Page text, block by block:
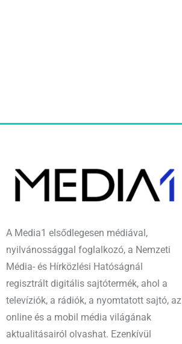
A Media1 elsődlegesen médiával,
nyilvánossággal foglalkozó, a Nemzeti
Média- és Hírközlési Hatóságnál
regisztrált digitális sajtótermék, ahol a
televíziók, a rádiók, a nyomtatott sajtó, az
online és a mobil média világának
aktualitásairól olvashat. Ezenkívül